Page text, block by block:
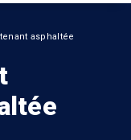
asphaltée